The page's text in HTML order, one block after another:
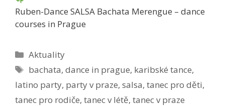
Ruben-Dance SALSA Bachata Merengue – dance
courses in Prague
Rubriky
Aktuality
Štítky
bachata,dance in prague, karibské tance,
latino party, party v praze, salsa, tanec pro děti,
tanec pro rodiče, tanec v létě, tanec v praze